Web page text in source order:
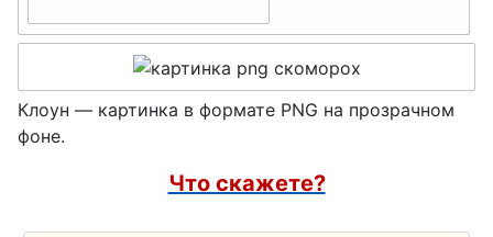
Ангел
Домовой
Огородное пугало
Учитель
Бойцы ВДВ
Клоун — картинка в формате PNG на прозрачном
фоне.
Что скажете?